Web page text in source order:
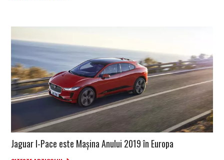
Jaguar I-Pace este Mașina Anului 2019 în Europa